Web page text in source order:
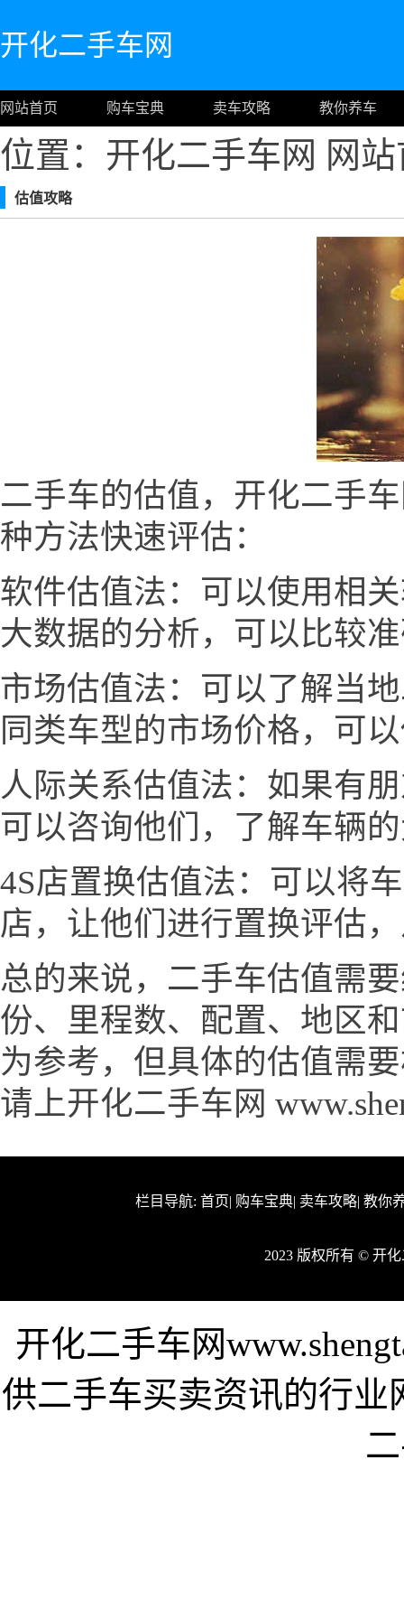
开化二手车网
网站首页 购车宝典 卖车攻略 教你养车
位置：开化二手车网 网
估值攻略
二手车的估值，开化二手
种方法快速评估：
软件估值法：可以使用相
大数据的分析，可以比较
市场估值法：可以了解当
同类车型的市场价格，可
人际关系估值法：如果有
可以咨询他们，了解车辆
4S店置换估值法：可以将
店，让他们进行置换评估
总的来说，二手车估值需
份、里程数、配置、地区
为参考，但具体的估值需
请上开化二手车网
栏目导航: 首页| 购车宝典| 卖车攻略| 教你
2023 版权所有 © 开
开化二手车网
供二手车买卖资讯的行